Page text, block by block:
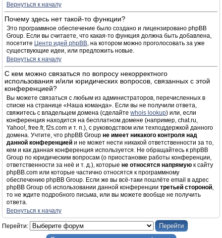
Вернуться к началу
Почему здесь нет такой-то функции?
Это программное обеспечение было создано и лицензировано phpBB
Group. Если вы считаете, что какая-то функция должна быть добавлена,
посетите Центр идей phpBB, на котором можно проголосовать за уже
существующие идеи, или предложить новые.
Вернуться к началу
С кем можно связаться по вопросу некорректного
использования и/или юридических вопросов, связанных с этой
конференцией?
Вы можете связаться с любым из администраторов, перечисленных в
списке на странице «Наша команда». Если вы не получили ответа,
свяжитесь с владельцем домена (сделайте whois lookup) или, если
конференция находится на бесплатном домене (например, chat.ru,
Yahoo!, free.fr, f2s.com и т. п.), с руководством или техподдержкой данного
домена. Учтите, что phpBB Group не имеет никакого контроля над
данной конференцией и не может нести никакой ответственности за то,
кем и как данная конференция используется. Не обращайтесь к phpBB
Group по юридическим вопросам (о приостановке работы конференции,
ответственности за неё и т. д.), которые не относятся напрямую к сайту
phpBB.com или которые частично относятся к программному
обеспечению phpBB Group. Если же вы всё-таки пошлёте email в адрес
phpBB Group об использовании данной конференции третьей стороной,
то не ждите подробного письма, или вы можете вообще не получить
ответа.
Вернуться к началу
Перейти: